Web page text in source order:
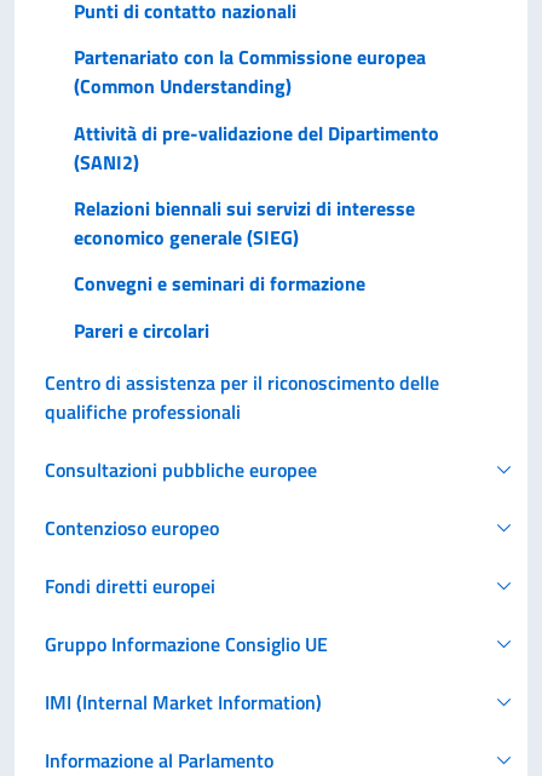
Punti di contatto nazionali
Partenariato con la Commissione europea
(Common Understanding)
Attività di pre-validazione del Dipartimento
(SANI2)
Relazioni biennali sui servizi di interesse
economico generale (SIEG)
Convegni e seminari di formazione
Pareri e circolari
Centro di assistenza per il riconoscimento delle
qualifiche professionali
Consultazioni pubbliche europee
Contenzioso europeo
Fondi diretti europei
Gruppo Informazione Consiglio UE
IMI (Internal Market Information)
Informazione al Parlamento